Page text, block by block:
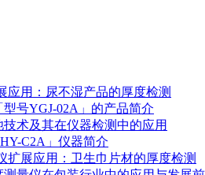
应用：尿不湿产品的厚度检测
号YGJ-02A」的产品简介
术及其在仪器检测中的应用
C2A」仪器简介
扩展应用：卫生巾片材的厚度检测